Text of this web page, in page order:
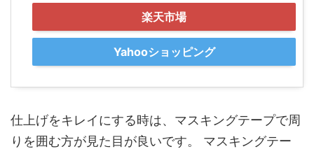
楽天市場
Yahooショッピング
仕上げをキレイにする時は、マスキングテープで周
りを囲む方が見た目が良いです。 マスキングテー